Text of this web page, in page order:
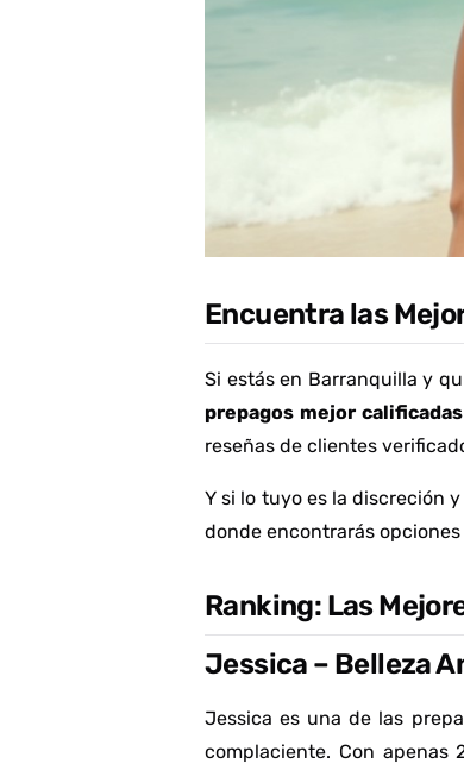
Encuentra las
Si estás en Barranquilla y
prepagos mejor calificadas
reseñas de clientes
Y si lo tuyo es la discreción
donde encontrarás
Ranking: Las
Jessica – Belleza
Jessica es una de las
complaciente. Con